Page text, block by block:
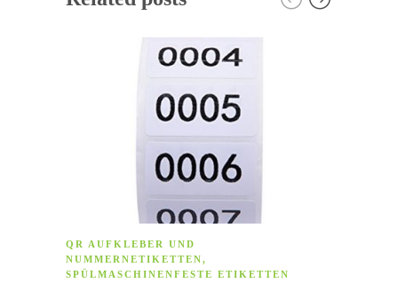
QR AUFKLEBER UND
NUMMERNETIKETTEN,
SPÜLMASCHINENFESTE ETIKETTEN